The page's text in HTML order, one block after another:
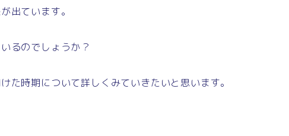
出ています。
るのでしょうか？
た時期について詳しくみていきたいと思います。